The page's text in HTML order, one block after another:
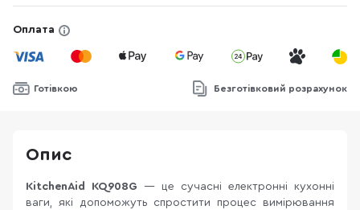
Оплата
Готівкою Безготівковий розрахунок
Опис
KitchenAid KQ908G — це сучасні електронні кухонні
ваги, які допоможуть спростити процес вимірювання